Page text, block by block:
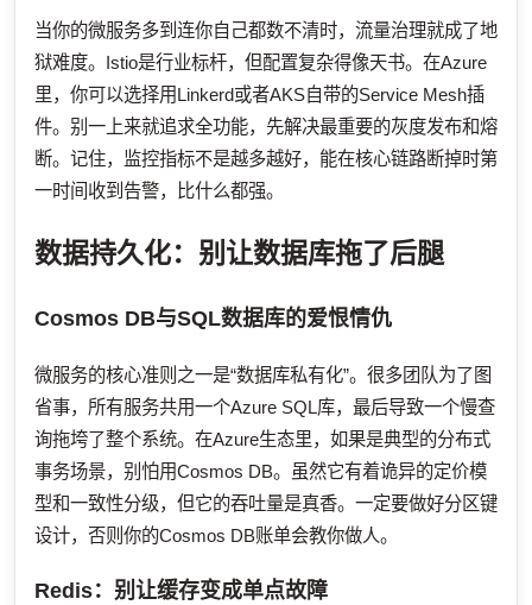
当你的微服务多到连你自己都数不清时，流量治理就成了地
狱难度。Istio是行业标杆，但配置复杂得像天书。在Azure
里，你可以选择用Linkerd或者AKS自带的Service Mesh插
件。别一上来就追求全功能，先解决最重要的灰度发布和熔
断。记住，监控指标不是越多越好，能在核心链路断掉时第
一时间收到告警，比什么都强。
数据持久化：别让数据库拖了后腿
Cosmos DB与SQL数据库的爱恨情仇
微服务的核心准则之一是“数据库私有化”。很多团队为了图
省事，所有服务共用一个Azure SQL库，最后导致一个慢查
询拖垮了整个系统。在Azure生态里，如果是典型的分布式
事务场景，别怕用Cosmos DB。虽然它有着诡异的定价模
型和一致性分级，但它的吞吐量是真香。一定要做好分区键
设计，否则你的Cosmos DB账单会教你做人。
Redis：别让缓存变成单点故障